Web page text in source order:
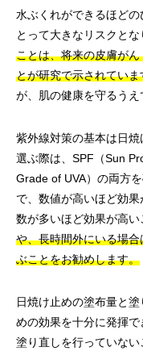
水ぶくれができるほど
とって大きなリスクとな
ことは、将来の皮膚が
とが研究で示されていま
が、肌の健康を守るうえ
紫外線対策の基本は日
選ぶ際は、SPF（Sun
Grade of UVA）の両方
で、数値が高いほど効
数が多いほど効果が高い
や、長時間外にいる場
ぶことをお勧めします。
日焼け止めの塗布量と
めの効果を十分に発揮で
塗り直しを行っていない